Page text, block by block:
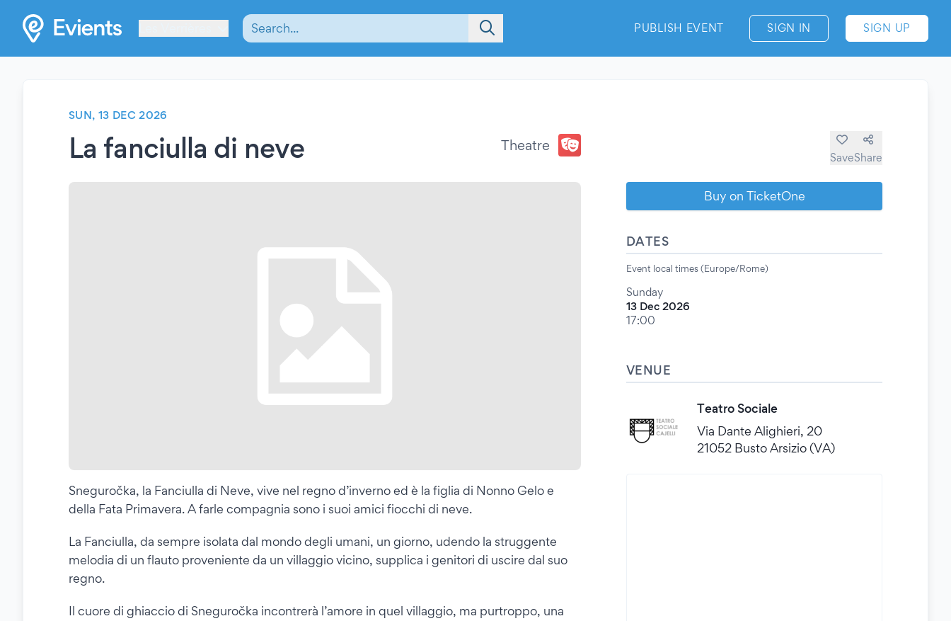
PUBLISH EVENT SIGN IN SIGN UP
SUN, 13 DEC 2026
La fanciulla di neve Theatre
SaveShare
Sneguročka, la Fanciulla di Neve, vive nel regno d’inverno ed è la figlia di Nonno Gelo e
della Fata Primavera. A farle compagnia sono i suoi amici fiocchi di neve.
La Fanciulla, da sempre isolata dal mondo degli umani, un giorno, udendo la struggente
melodia di un flauto proveniente da un villaggio vicino, supplica i genitori di uscire dal suo
regno.
Il cuore di ghiaccio di Sneguročka incontrerà l’amore in quel villaggio, ma purtroppo, una
Buy on TicketOne
DATES
Event local times (Europe/Rome)
Sunday
13 Dec 2026
17:00
VENUE
Teatro Sociale
Via Dante Alighieri, 20
21052 Busto Arsizio (VA)